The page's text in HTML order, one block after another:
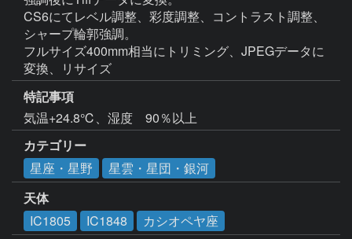
CS6にてレベル調整、彩度調整、コントラスト調整、
シャープ輪郭強調。
フルサイズ400mm相当にトリミング、JPEGデータに
変換、リサイズ
特記事項
カテゴリー
星座・星野
星雲・星団・銀河
天体
IC1805
IC1848 カシオペヤ座